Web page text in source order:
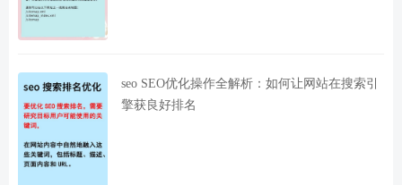
seo SEO优化操作全解析：如何让网站在搜索引
擎获良好排名